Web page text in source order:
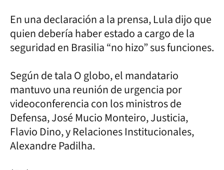
En una declaración a la prensa, Lula dijo que
quien debería haber estado a cargo de la
seguridad en Brasilia “no hizo” sus funciones.
Según de tala O globo, el mandatario
mantuvo una reunión de urgencia por
videoconferencia con los ministros de
Defensa, José Mucio Monteiro, Justicia,
Flavio Dino, y Relaciones Institucionales,
Alexandre Padilha.